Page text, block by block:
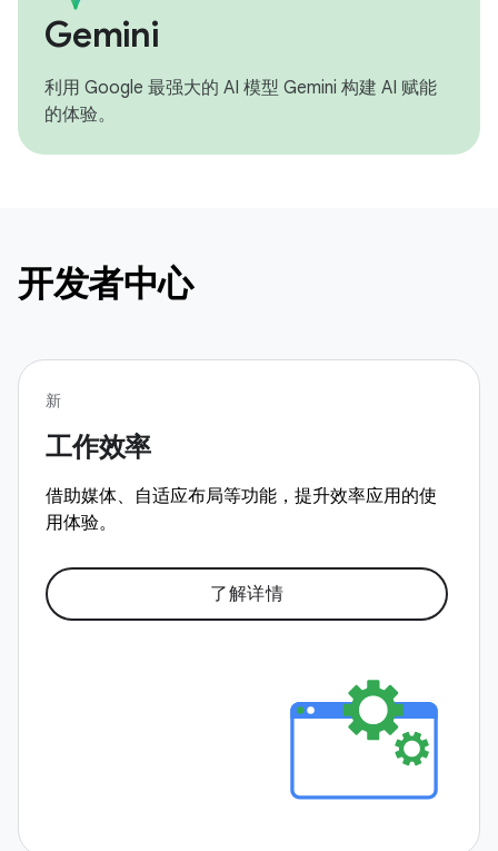
Gemini
利用 Google 最强大的 AI 模型 Gemini 构建 AI 赋能
的体验。
开发者中心
新
工作效率
借助媒体、自适应布局等功能，提升效率应用的使
用体验。
了解详情